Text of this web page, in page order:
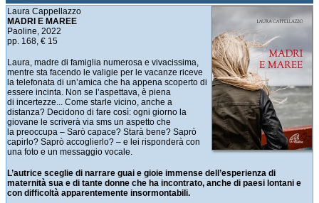
Laura Cappellazzo
MADRI E MAREE
Paoline, 2022
pp. 168, € 15
Laura, madre di famiglia numerosa e vivacissima,
mentre sta facendo le valigie per le vacanze riceve
la telefonata di un’amica che ha appena scoperto di
essere incinta. Non se l’aspettava, è piena
di incertezze... Come starle vicino, anche a
distanza? Decidono di fare così: ogni giorno la
giovane le scriverà via sms un aspetto che
la preoccupa – Sarò capace? Starà bene? Saprò
capirlo? Saprò accoglierlo? – e lei risponderà con
una foto e un messaggio vocale.
L’autrice sceglie di narrare guai e gioie immense dell’esperienza di
maternità sua e di tante donne che ha incontrato, anche di paesi lontani e
con difficoltà apparentemente insormontabili.